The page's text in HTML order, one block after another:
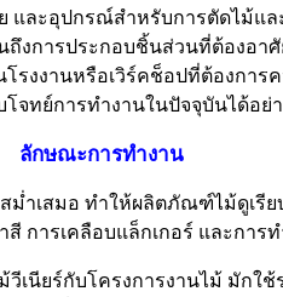
ละอุปกรณ์สำหรับการตัดไม้แ
การประกอบชิ้นส่วนที่ต้องอา
งงานหรือเวิร์คช็อปที่ต้องการ
จทย์การทำงานในปัจจุบันได้อย่
ลักษณะการทำงาน
ำเสมอ ทำให้ผลิตภัณฑ์ไม้ดูเรี
การเคลือบแล็กเกอร์ และการ
นียร์กับโครงการงานไม้ มักใ